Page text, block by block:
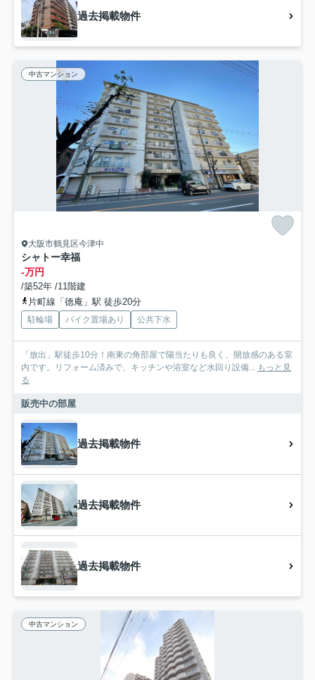
過去掲載物件
中古マンション
大阪市鶴見区今津中
シャトー幸福
-万円
/築52年 /11階建
片町線「徳庵」駅 徒歩20分
駐輪場 バイク置場あり 公共下水
「放出」駅徒歩10分！南東の角部屋で陽当たりも良く、開放感のある室
内です。リフォーム済みで、キッチンや浴室など水回り設備... もっと見
る
販売中の部屋
過去掲載物件
過去掲載物件
過去掲載物件
中古マンション